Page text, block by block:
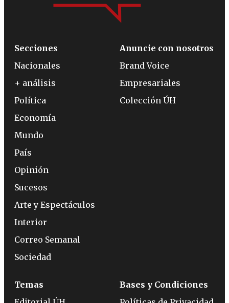
Secciones
Nacionales
+ análisis
Política
Economía
Mundo
País
Opinión
Sucesos
Arte y Espectáculos
Interior
Correo Semanal
Sociedad
Anuncie con nosotros
Brand Voice
Empresariales
Colección ÚH
Temas
Bases y Condiciones